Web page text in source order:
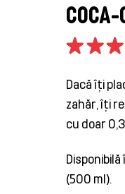
Dacă îți
zahăr, îți
cu doar
(500 ml).